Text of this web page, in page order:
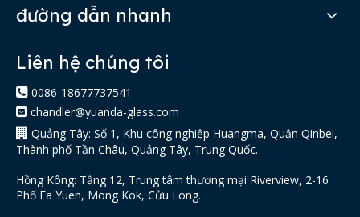
đường dẫn nhanh
Liên hệ chúng tôi
 0086-18677737541
 chandler@yuanda-glass.com
 Quảng Tây: Số 1, Khu công nghiệp Huangma, Quận Qinbei,
Thành phố Tần Châu, Quảng Tây, Trung Quốc.
Hồng Kông: Tầng 12, Trung tâm thương mại Riverview, 2-16
Phố Fa Yuen, Mong Kok, Cửu Long.